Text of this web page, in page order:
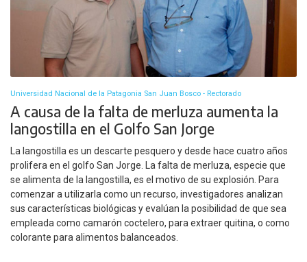
Universidad Nacional de la Patagonia San Juan Bosco - Rectorado
A causa de la falta de merluza aumenta la
langostilla en el Golfo San Jorge
La langostilla es un descarte pesquero y desde hace cuatro años
prolifera en el golfo San Jorge. La falta de merluza, especie que
se alimenta de la langostilla, es el motivo de su explosión. Para
comenzar a utilizarla como un recurso, investigadores analizan
sus características biológicas y evalúan la posibilidad de que sea
empleada como camarón coctelero, para extraer quitina, o como
colorante para alimentos balanceados.